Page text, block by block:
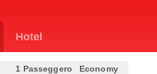
Hotel
1 Passeggero Economy